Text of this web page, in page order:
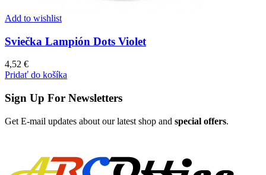
Add to wishlist
Sviečka Lampión Dots Violet
4,52 €
Pridať do košíka
Sign Up For Newsletters
Get E-mail updates about our latest shop and special offers.